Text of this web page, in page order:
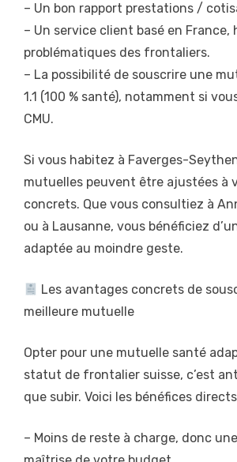
– Un bon rapport prestations /
– Un service client basé en France,
problématiques des frontaliers.
– La possibilité de souscrire une
1.1 (100 % santé), notamment si
CMU.
Si vous habitez à Faverges-
mutuelles peuvent être ajustées à
concrets. Que vous consultiez à
ou à Lausanne, vous bénéficiez
adaptée au moindre geste.
Les avantages concrets de
meilleure mutuelle
Opter pour une mutuelle santé
statut de frontalier suisse, c’est
que subir. Voici les bénéfices directs
– Moins de reste à charge, donc